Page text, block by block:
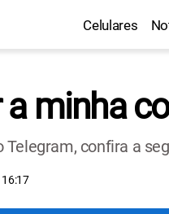
Celulares
minha
Telegram, confira a